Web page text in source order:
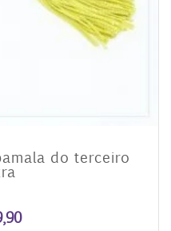
do terceiro